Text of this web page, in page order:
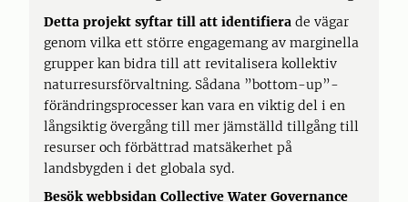
Detta projekt syftar till att identifiera de vägar
genom vilka ett större engagemang av marginella
grupper kan bidra till att revitalisera kollektiv
naturresursförvaltning. Sådana ”bottom-up”-
förändringsprocesser kan vara en viktig del i en
långsiktig övergång till mer jämställd tillgång till
resurser och förbättrad matsäkerhet på
landsbygden i det globala syd.
Besök webbsidan Collective Water Governance